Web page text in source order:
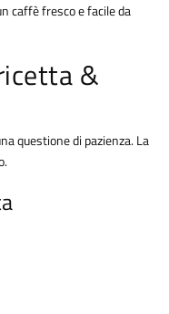
caffè fresco e facile da
&
questione di pazienza. La